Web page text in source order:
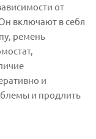
от
включают в себя
ремень
и
и продлить